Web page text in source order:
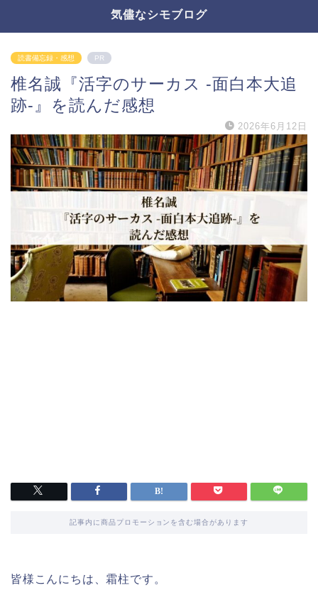
気儘なシモブログ
読書備忘録・感想 PR
椎名誠『活字のサーカス -面白本大追
跡-』を読んだ感想
2026年6月12日
記事内に商品プロモーションを含む場合があります
皆様こんにちは、霜柱です。